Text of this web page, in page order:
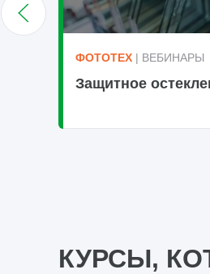
ФОТОТЕХ | ВЕБИНАРЫ
Защитное
КУРСЫ,